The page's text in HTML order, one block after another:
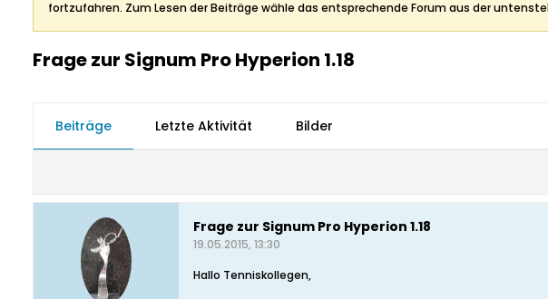
fortzufahren. Zum Lesen der Beiträge wähle das entsprechende Forum aus der
Frage zur Signum Pro Hyperion 1.18
Beiträge Letzte Aktivität Bilder
Frage zur Signum Pro Hyperion 1.18
19.05.2015, 13:30
Hallo Tenniskollegen,